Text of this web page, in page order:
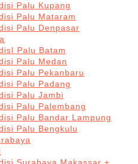
Palu Kupang
Palu Mataram
Palu Denpasar
Palu Batam
Palu Medan
Palu Pekanbaru
Palu Padang
Palu Jambi
Palu Palembang
Palu Bandar Lampung
Palu Bengkulu